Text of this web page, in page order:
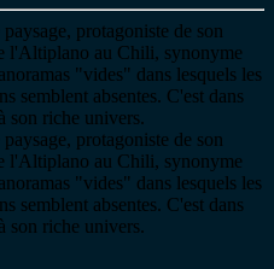
protagoniste de son
l'Altiplano au Chili, synonyme
"vides" dans lesquels les
semblent absentes. C'est dans
son riche univers.
protagoniste de son
l'Altiplano au Chili, synonyme
"vides" dans lesquels les
semblent absentes. C'est dans
son riche univers.